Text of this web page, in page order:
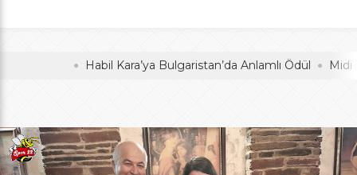
Habil Kara’ya Bulgaristan’da Anlamlı Ödül Midi